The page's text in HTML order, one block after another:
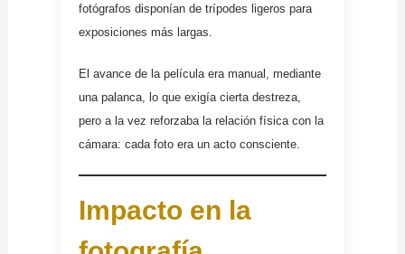
fotógrafos disponían de trípodes ligeros para
exposiciones más largas.
El avance de la película era manual, mediante
una palanca, lo que exigía cierta destreza,
pero a la vez reforzaba la relación física con la
cámara: cada foto era un acto consciente.
Impacto en la